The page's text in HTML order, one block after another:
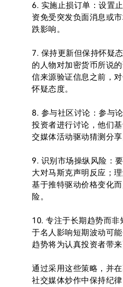
6. 实施止损订单：设置
资免受突发负面消息或
跌影响。
7. 保持更新但保持怀疑
的人物对加密货币所说
信来源验证信息之前，
怀疑态度。
8. 参与社区讨论：参与
投资者进行讨论，他们
交媒体活动驱动猜测分享
9. 识别市场操纵风险：
大对马斯克声明反应；
基于推特驱动价格变化
险。
10. 专注于长期趋势而
于名人影响短期波动可
趋势将为认真投资者带来
通过采用这些策略，并
社交媒体炒作中保持纪